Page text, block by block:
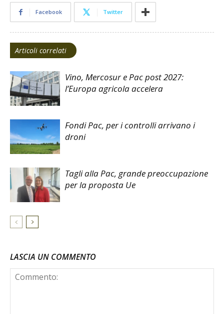
Facebook Twitter
Articoli correlati
Vino, Mercosur e Pac post 2027:
l’Europa agricola accelera
Fondi Pac, per i controlli arrivano i
droni
Tagli alla Pac, grande preoccupazione
per la proposta Ue
LASCIA UN COMMENTO